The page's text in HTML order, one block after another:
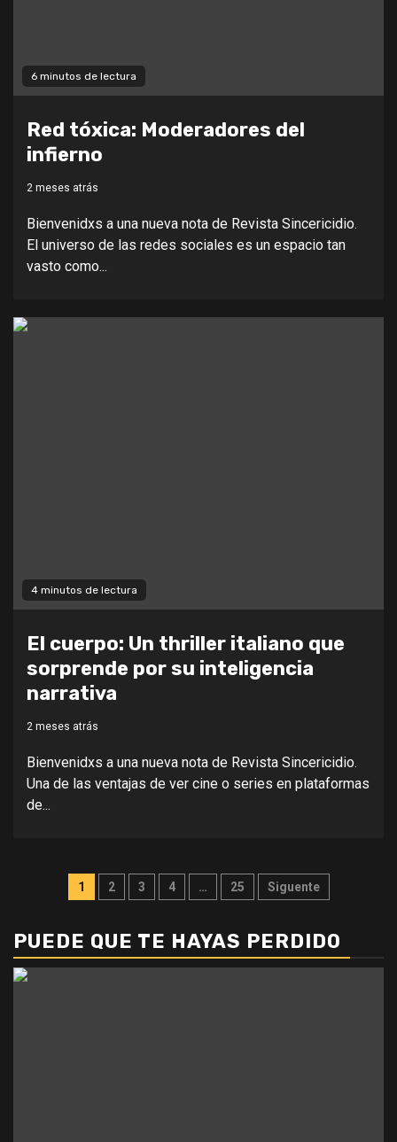
6 minutos de lectura
Red tóxica: Moderadores del
infierno
2 meses atrás
Bienvenidxs a una nueva nota de Revista Sincericidio.
El universo de las redes sociales es un espacio tan
vasto como...
4 minutos de lectura
El cuerpo: Un thriller italiano que
sorprende por su inteligencia
narrativa
2 meses atrás
Bienvenidxs a una nueva nota de Revista Sincericidio.
Una de las ventajas de ver cine o series en plataformas
de...
Paginación
entradas
1 2 3 4 … 25 Siguente
PUEDE QUE TE HAYAS PERDIDO